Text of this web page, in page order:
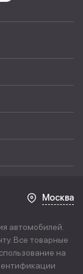
Москва
автомобилей.
Все товарные
на